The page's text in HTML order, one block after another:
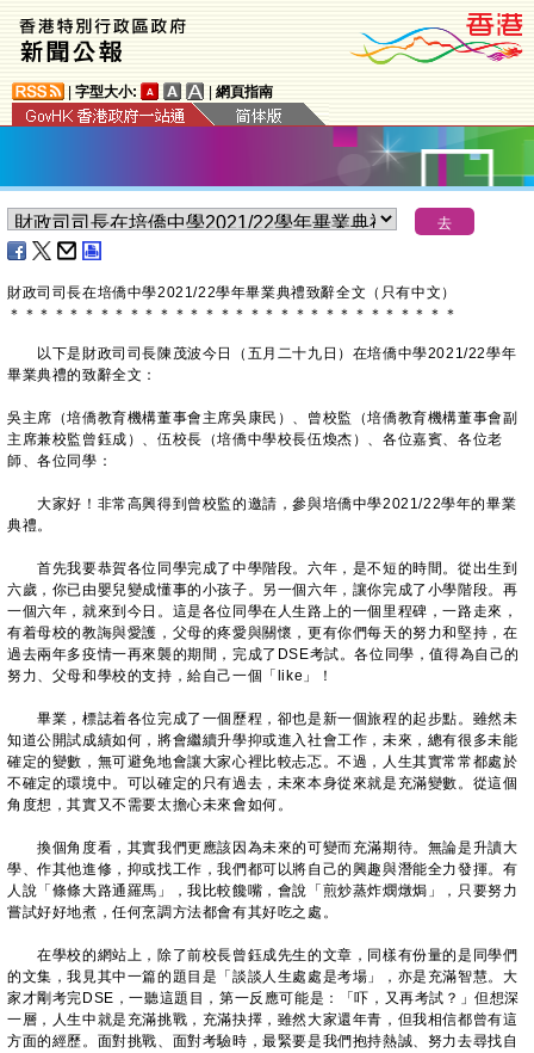
字型大小: 網頁指南
財政司司長在培僑中學2021/22學年畢業典禮致辭全文（只有中文）
＊ ＊ ＊ ＊ ＊ ＊ ＊ ＊ ＊ ＊ ＊ ＊ ＊ ＊ ＊ ＊ ＊ ＊ ＊ ＊ ＊ ＊ ＊ ＊ ＊ ＊ ＊ ＊ ＊ ＊
以下是財政司司長陳茂波今日（五月二十九日）在培僑中學2021/22學年
畢業典禮的致辭全文：
吳主席（培僑教育機構董事會主席吳康民）、曾校監（培僑教育機構董事會副
主席兼校監曾鈺成）、伍校長（培僑中學校長伍煥杰）、各位嘉賓、各位老
師、各位同學：
大家好！非常高興得到曾校監的邀請，參與培僑中學2021/22學年的畢業
典禮。
首先我要恭賀各位同學完成了中學階段。六年，是不短的時間。從出生到
六歲，你已由嬰兒變成懂事的小孩子。另一個六年，讓你完成了小學階段。再
一個六年，就來到今日。這是各位同學在人生路上的一個里程碑，一路走來，
有着母校的教誨與愛護，父母的疼愛與關懷，更有你們每天的努力和堅持，在
過去兩年多疫情一再來襲的期間，完成了DSE考試。各位同學，值得為自己的
努力、父母和學校的支持，給自己一個「like」！
畢業，標誌着各位完成了一個歷程，卻也是新一個旅程的起步點。雖然未
知道公開試成績如何，將會繼續升學抑或進入社會工作，未來，總有很多未能
確定的變數，無可避免地會讓大家心裡比較忐忑。不過，人生其實常常都處於
不確定的環境中。可以確定的只有過去，未來本身從來就是充滿變數。從這個
角度想，其實又不需要太擔心未來會如何。
換個角度看，其實我們更應該因為未來的可變而充滿期待。無論是升讀大
學、作其他進修，抑或找工作，我們都可以將自己的興趣與潛能全力發揮。有
人說「條條大路通羅馬」，我比較饞嘴，會說「煎炒蒸炸燘燉焗」，只要努力
嘗試好好地煮，任何烹調方法都會有其好吃之處。
在學校的網站上，除了前校長曾鈺成先生的文章，同樣有份量的是同學們
的文集，我見其中一篇的題目是「談談人生處處是考場」，亦是充滿智慧。大
家才剛考完DSE，一聽這題目，第一反應可能是：「吓，又再考試？」但想深
一層，人生中就是充滿挑戰，充滿抉擇，雖然大家還年青，但我相信都曾有這
方面的經歷。面對挑戰、面對考驗時，最緊要是我們抱持熱誠、努力去尋找自